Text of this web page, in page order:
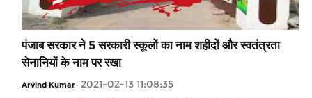
पंजाब सरकार ने 5 सरकारी स्कूलों का नाम शहीदों और स्वतंत्रता
सेनानियों के नाम पर रखा
Arvind Kumar- 2021-02-13 11:08:35